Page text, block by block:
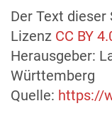
Der Text
Lizenz CC BY
Herausgeber:
Württemberg
Quelle: https://